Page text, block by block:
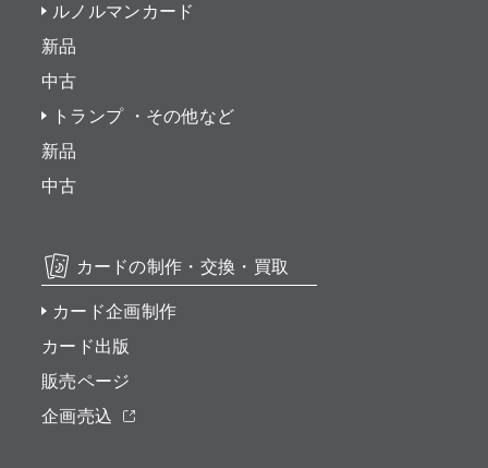
ルノルマンカード
新品
中古
トランプ ・その他など
新品
中古
カードの制作・交換・買取
カード企画制作
カード出版
販売ページ
企画売込